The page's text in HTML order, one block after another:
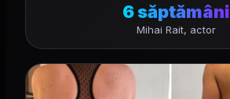
6 săptămâni
Mihai Rait, actor